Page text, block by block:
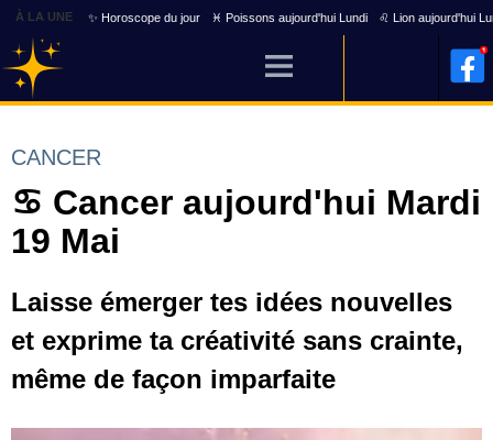
À LA UNE ✨ Horoscope du jour ♓ Poissons aujourd'hui Lundi ♌ Lion aujourd'hui
CANCER
♋ Cancer aujourd'hui Mardi
19 Mai
Laisse émerger tes idées nouvelles
et exprime ta créativité sans crainte,
même de façon imparfaite